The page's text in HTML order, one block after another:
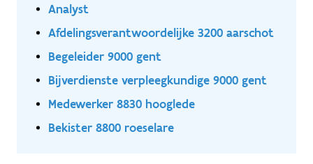
Analyst
Afdelingsverantwoordelijke 3200 aarschot
Begeleider 9000 gent
Bijverdienste verpleegkundige 9000 gent
Medewerker 8830 hooglede
Bekister 8800 roeselare